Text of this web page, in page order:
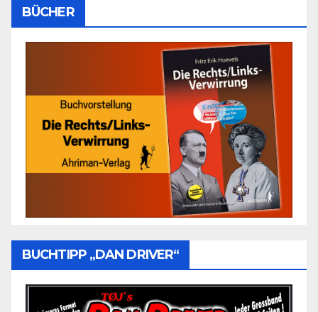
BÜCHER
BUCHTIPP „DAN DRIVER“